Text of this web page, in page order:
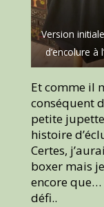
Version
d’encolure à
Et comme il
conséquent
petite
histoire
Certes,
boxer mais
encore
défi..